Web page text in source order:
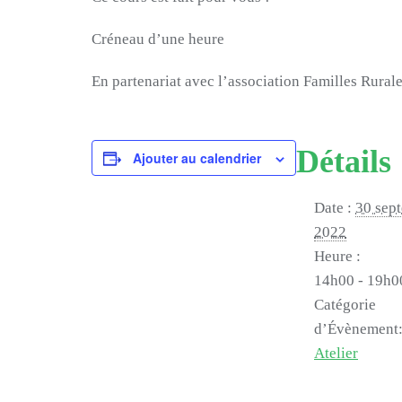
Créneau d’une heure
En partenariat avec l’association Familles
Ajouter au calendrier Détails
Date : 30
2022
Heure :
14h00 -
Catégorie
d’Évènement:
Atelier